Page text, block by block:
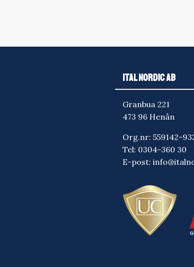
ITAL NORDIC AB
Granbua 221
473 96 Henån
Org.nr: 559142-
Tel: 0304-360 30
E-post: